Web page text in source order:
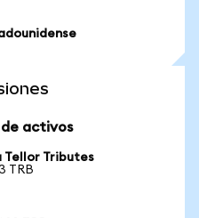
de activos
Tellor Tributes
TRB